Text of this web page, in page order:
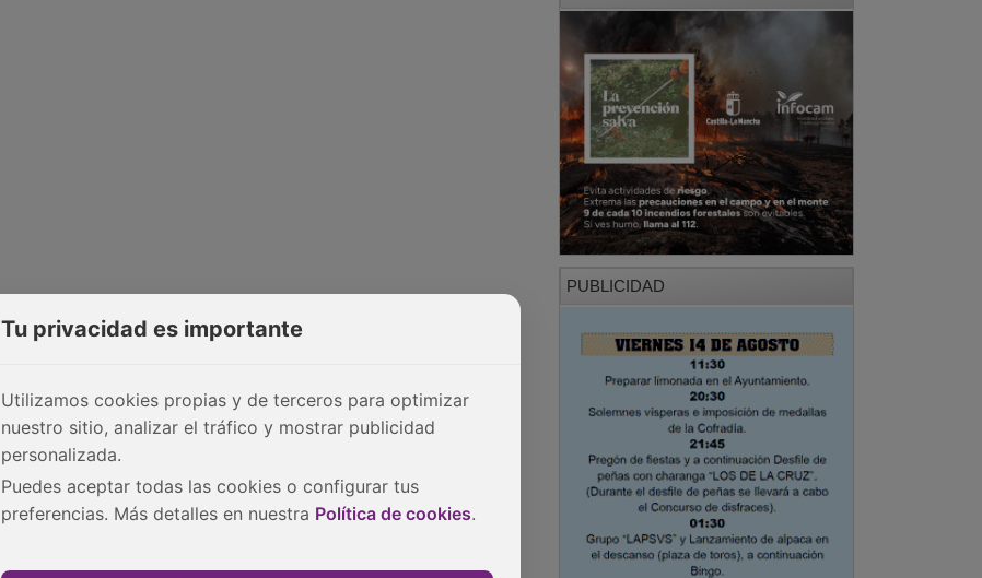
PUBLICIDAD
Tu privacidad es importante
Utilizamos cookies propias y de terceros para optimizar
nuestro sitio, analizar el tráfico y mostrar publicidad
personalizada.
Puedes aceptar todas las cookies o configurar tus
preferencias. Más detalles en nuestra Política de cookies.